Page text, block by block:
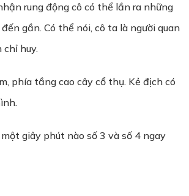
rung động cô có thể lần ra những
gần. Có thể nói, cô ta là người quan
chỉ huy.
phía tầng cao cây cổ thụ. Kẻ địch có
giây phút nào số 3 và số 4 ngay